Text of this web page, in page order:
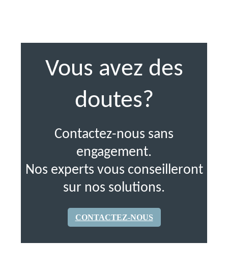
Vous avez des
doutes?
Contactez-nous sans
engagement.
Nos experts vous conseilleront
sur nos solutions.
CONTACTEZ-NOUS